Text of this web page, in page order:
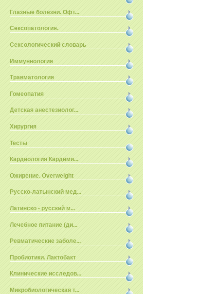
Глазные болезни. Офт...
Сексопатология.
Сексологический словарь
Иммуннология
Травматология
Гомеопатия
Детская анестезиолог...
Хирургия
Тесты
Кардиология Кардими...
Ожирение. Overweight
Русско-латынский мед...
Латинско - русский м...
Лечебное питание (ди...
Ревматические заболе...
Пробиотики. Лактобакт
Клинические исследов...
Микробиологическая т...